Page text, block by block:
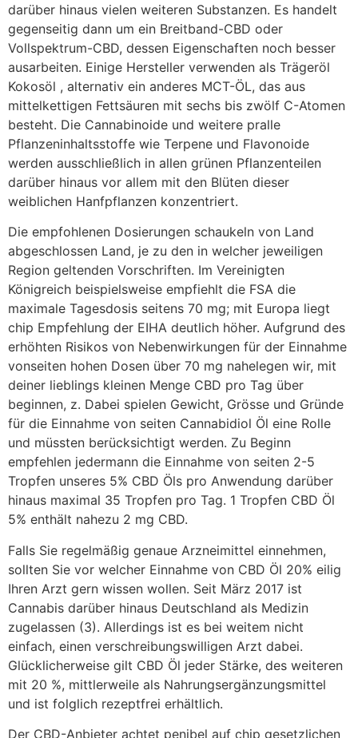
darüber hinaus vielen weiteren Substanzen. Es handelt
gegenseitig dann um ein Breitband-CBD oder
Vollspektrum-CBD, dessen Eigenschaften noch besser
ausarbeiten. Einige Hersteller verwenden als Trägeröl
Kokosöl , alternativ ein anderes MCT-ÖL, das aus
mittelkettigen Fettsäuren mit sechs bis zwölf C-Atomen
besteht. Die Cannabinoide und weitere pralle
Pflanzeninhaltsstoffe wie Terpene und Flavonoide
werden ausschließlich in allen grünen Pflanzenteilen
darüber hinaus vor allem mit den Blüten dieser
weiblichen Hanfpflanzen konzentriert.
Die empfohlenen Dosierungen schaukeln von Land
abgeschlossen Land, je zu den in welcher jeweiligen
Region geltenden Vorschriften. Im Vereinigten
Königreich beispielsweise empfiehlt die FSA die
maximale Tagesdosis seitens 70 mg; mit Europa liegt
chip Empfehlung der EIHA deutlich höher. Aufgrund des
erhöhten Risikos von Nebenwirkungen für der Einnahme
vonseiten hohen Dosen über 70 mg nahelegen wir, mit
deiner lieblings kleinen Menge CBD pro Tag über
beginnen, z. Dabei spielen Gewicht, Grösse und Gründe
für die Einnahme von seiten Cannabidiol Öl eine Rolle
und müssten berücksichtigt werden. Zu Beginn
empfehlen jedermann die Einnahme von seiten 2-5
Tropfen unseres 5% CBD Öls pro Anwendung darüber
hinaus maximal 35 Tropfen pro Tag. 1 Tropfen CBD Öl
5% enthält nahezu 2 mg CBD.
Falls Sie regelmäßig genaue Arzneimittel einnehmen,
sollten Sie vor welcher Einnahme von CBD Öl 20% eilig
Ihren Arzt gern wissen wollen. Seit März 2017 ist
Cannabis darüber hinaus Deutschland als Medizin
zugelassen (3). Allerdings ist es bei weitem nicht
einfach, einen verschreibungswilligen Arzt dabei.
Glücklicherweise gilt CBD Öl jeder Stärke, des weiteren
mit 20 %, mittlerweile als Nahrungsergänzungsmittel
und ist folglich rezeptfrei erhältlich.
Der CBD-Anbieter achtet penibel auf chip gesetzlichen